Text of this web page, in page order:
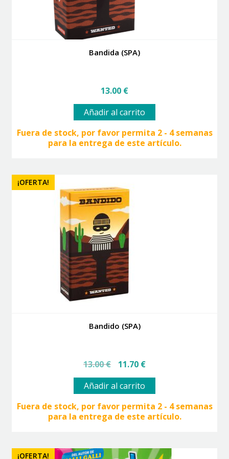
Bandida (SPA)
13.00 €
Añadir al carrito
Fuera de stock, por favor permita 2 - 4 semanas
para la entrega de este artículo.
Bandido (SPA)
¡OFERTA!
13.00€
El
original
era:
13.00 €.
11.70 €El
es:
11.70 €.
Añadir al carrito
Fuera de stock, por favor permita 2 - 4 semanas
para la entrega de este artículo.
¡OFERTA!